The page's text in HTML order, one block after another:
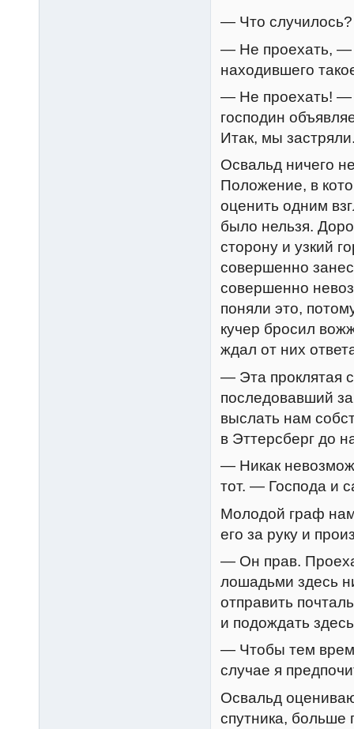
— Что
— Не проехать, —
находившего
— Не проехать! —
господин
Итак, мы
Освальд ничего
Положение, в
оценить одним
было нельзя.
сторону и узкий
совершенно
совершенно
поняли это,
кучер бросил
ждал от них
— Эта проклятая
последовавший
выслать нам
в Эттерсберг до
— Никак
тот. — Господа и
Молодой граф
его за руку и
— Он прав.
лошадьми здесь
отправить
и подождать
— Чтобы тем
случае я
Освальд
спутника, больше